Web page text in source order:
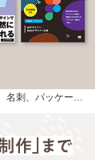
名刺、パッケー…